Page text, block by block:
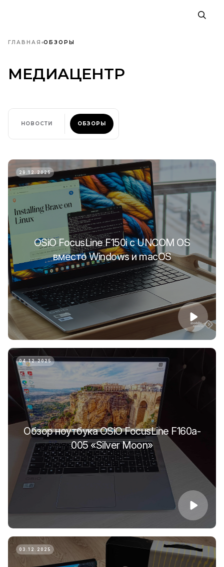
ГЛАВНАЯ ОБЗОРЫ
МЕДИАЦЕНТР
НОВОСТИ ОБЗОРЫ
29.12.2025
OSiO FocusLine F150i с UNCOM OS
вместо Windows и macOS
04.12.2025
Обзор ноутбука OSiO FocusLine F160a-
005 «Silver Moon»
03.12.2025